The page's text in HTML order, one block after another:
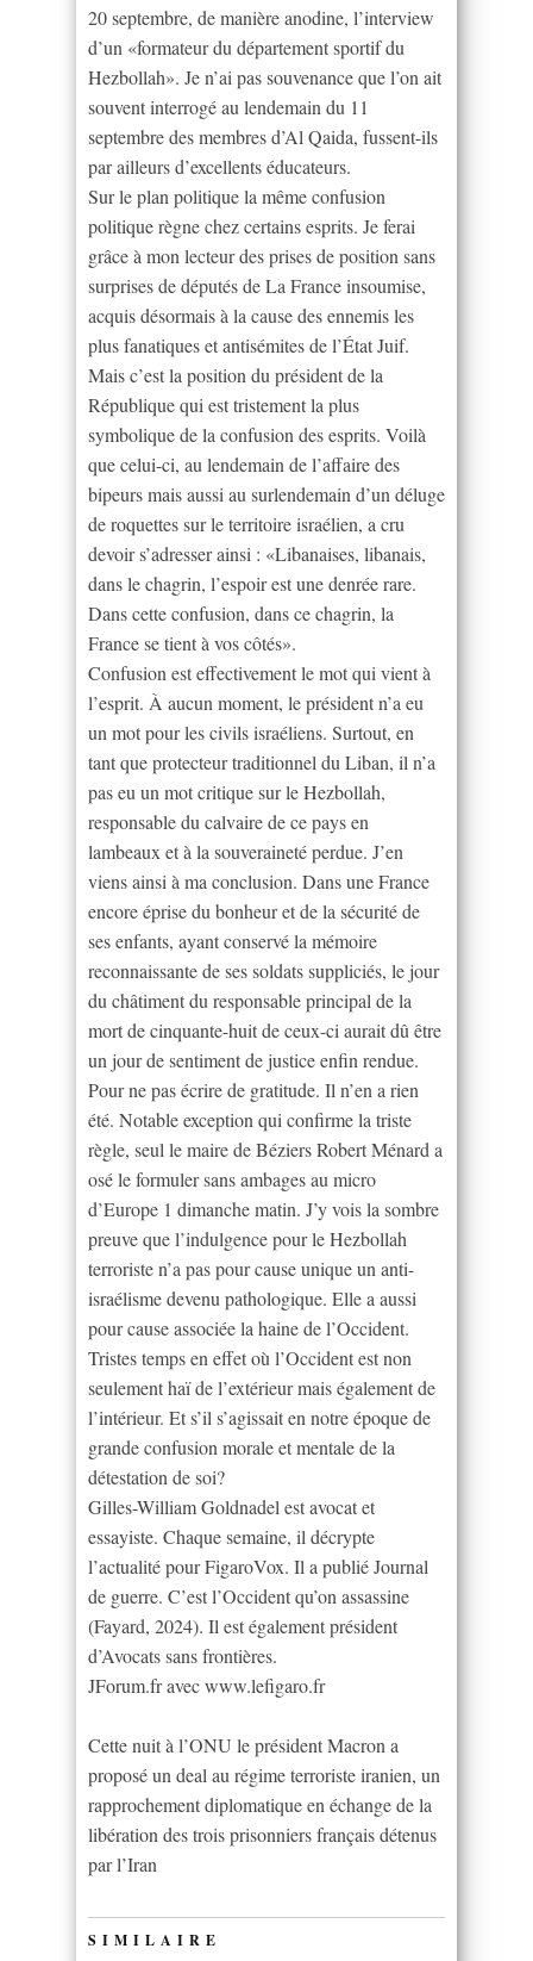
20 septembre, de manière anodine, l’interview
d’un «formateur du département sportif du
Hezbollah». Je n’ai pas souvenance que l’on ait
souvent interrogé au lendemain du 11
septembre des membres d’Al Qaida, fussent-ils
par ailleurs d’excellents éducateurs.
Sur le plan politique la même confusion
politique règne chez certains esprits. Je ferai
grâce à mon lecteur des prises de position sans
surprises de députés de La France insoumise,
acquis désormais à la cause des ennemis les
plus fanatiques et antisémites de l’État Juif.
Mais c’est la position du président de la
République qui est tristement la plus
symbolique de la confusion des esprits. Voilà
que celui-ci, au lendemain de l’affaire des
bipeurs mais aussi au surlendemain d’un déluge
de roquettes sur le territoire israélien, a cru
devoir s’adresser ainsi : «Libanaises, libanais,
dans le chagrin, l’espoir est une denrée rare.
Dans cette confusion, dans ce chagrin, la
France se tient à vos côtés».
Confusion est effectivement le mot qui vient à
l’esprit. À aucun moment, le président n’a eu
un mot pour les civils israéliens. Surtout, en
tant que protecteur traditionnel du Liban, il n’a
pas eu un mot critique sur le Hezbollah,
responsable du calvaire de ce pays en
lambeaux et à la souveraineté perdue. J’en
viens ainsi à ma conclusion. Dans une France
encore éprise du bonheur et de la sécurité de
ses enfants, ayant conservé la mémoire
reconnaissante de ses soldats suppliciés, le jour
du châtiment du responsable principal de la
mort de cinquante-huit de ceux-ci aurait dû être
un jour de sentiment de justice enfin rendue.
Pour ne pas écrire de gratitude. Il n’en a rien
été. Notable exception qui confirme la triste
règle, seul le maire de Béziers Robert Ménard a
osé le formuler sans ambages au micro
d’Europe 1 dimanche matin. J’y vois la sombre
preuve que l’indulgence pour le Hezbollah
terroriste n’a pas pour cause unique un anti-
israélisme devenu pathologique. Elle a aussi
pour cause associée la haine de l’Occident.
Tristes temps en effet où l’Occident est non
seulement haï de l’extérieur mais également de
l’intérieur. Et s’il s’agissait en notre époque de
grande confusion morale et mentale de la
détestation de soi?
Gilles-William Goldnadel est avocat et
essayiste. Chaque semaine, il décrypte
l’actualité pour FigaroVox. Il a publié Journal
de guerre. C’est l’Occident qu’on assassine
(Fayard, 2024). Il est également président
d’Avocats sans frontières.
JForum.fr avec www.lefigaro.fr
Cette nuit à l’ONU le président Macron a
proposé un deal au régime terroriste iranien, un
rapprochement diplomatique en échange de la
libération des trois prisonniers français détenus
par l’Iran
SIMILAIRE